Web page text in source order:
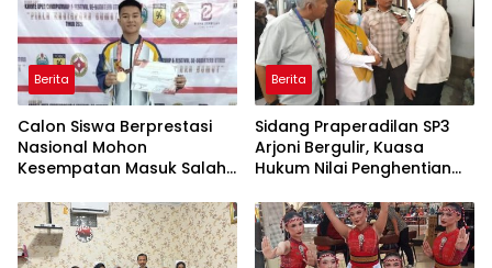
Berita
Calon Siswa Berprestasi
Nasional Mohon
Kesempatan Masuk Salah
Berita
Sidang Praperadilan SP3
Arjoni Bergulir, Kuasa
Hukum Nilai Penghentian